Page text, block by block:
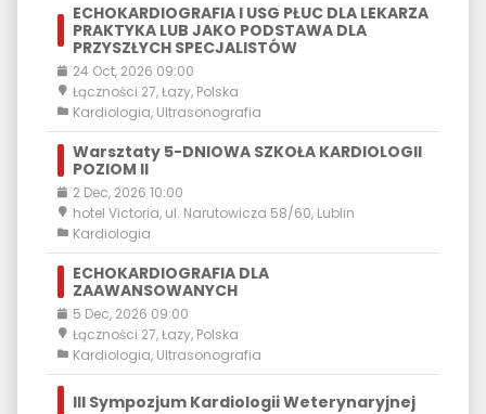
ECHOKARDIOGRAFIA I USG PŁUC DLA LEKARZA
PRAKTYKA LUB JAKO PODSTAWA DLA
PRZYSZŁYCH SPECJALISTÓW
24 Oct, 2026 09:00
Łączności 27, Łazy, Polska
Kardiologia, Ultrasonografia
Warsztaty 5-DNIOWA SZKOŁA KARDIOLOGII
POZIOM II
2 Dec, 2026 10:00
hotel Victoria, ul. Narutowicza 58/60, Lublin
Kardiologia
ECHOKARDIOGRAFIA DLA
ZAAWANSOWANYCH
5 Dec, 2026 09:00
Łączności 27, Łazy, Polska
Kardiologia, Ultrasonografia
III Sympozjum Kardiologii Weterynaryjnej